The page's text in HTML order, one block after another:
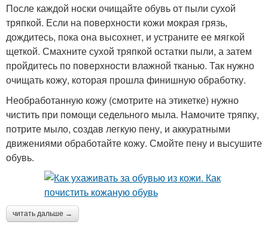
После каждой носки очищайте обувь от пыли сухой
тряпкой. Если на поверхности кожи мокрая грязь,
дождитесь, пока она высохнет, и устраните ее мягкой
щеткой. Смахните сухой тряпкой остатки пыли, а затем
пройдитесь по поверхности влажной тканью. Так нужно
очищать кожу, которая прошла финишную обработку.
Необработанную кожу (смотрите на этикетке) нужно
чистить при помощи седельного мыла. Намочите тряпку,
потрите мыло, создав легкую пену, и аккуратными
движениями обработайте кожу. Смойте пену и высушите
обувь.
читать дальше →